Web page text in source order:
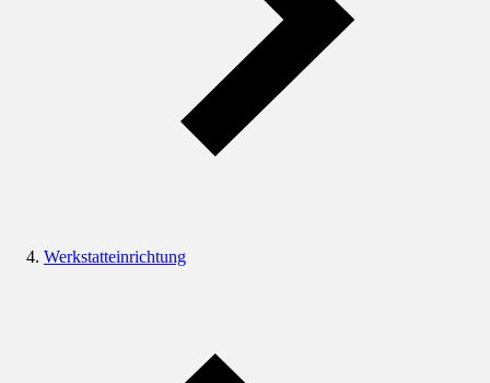
Werkstatteinrichtung